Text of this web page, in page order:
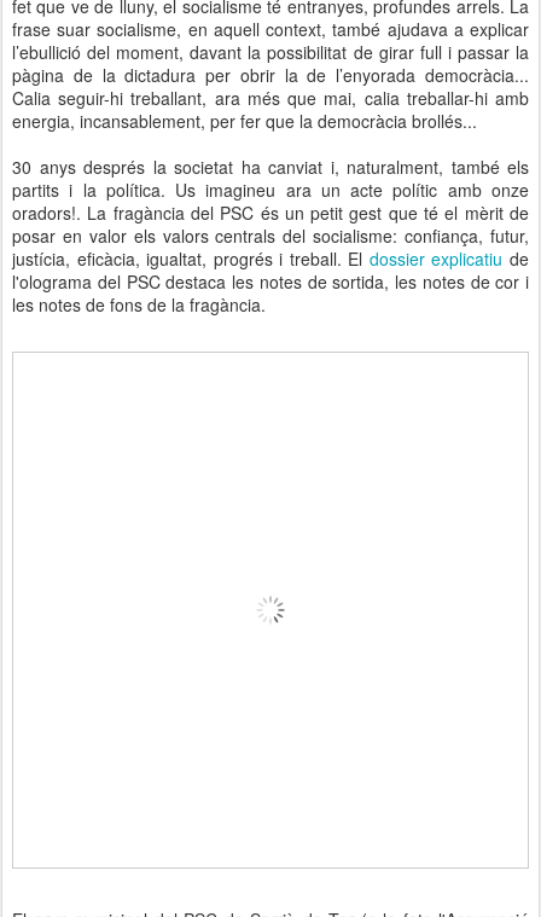
fet que ve de lluny, el socialisme té entranyes, profundes arrels. La
frase suar socialisme, en aquell context, també ajudava a explicar
l’ebullició del moment, davant la possibilitat de girar full i passar la
pàgina de la dictadura per obrir la de l’enyorada democràcia...
Calia seguir-hi treballant, ara més que mai, calia treballar-hi amb
energia, incansablement, per fer que la democràcia brollés...
30 anys després la societat ha canviat i, naturalment, també els
partits i la política. Us imagineu ara un acte polític amb onze
oradors!. La fragància del PSC és un petit gest que té el mèrit de
posar en valor els valors centrals del socialisme: confiança, futur,
justícia, eficàcia, igualtat, progrés i treball. El dossier explicatiu de
l'olograma del PSC destaca les notes de sortida, les notes de cor i
les notes de fons de la fragància.